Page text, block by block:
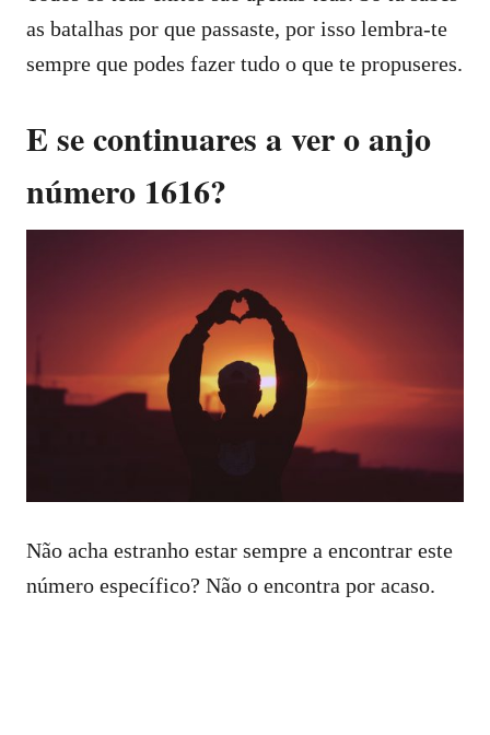
as batalhas por que passaste, por isso lembra-te
sempre que podes fazer tudo o que te propuseres.
E se continuares a ver o anjo
número 1616?
Não acha estranho estar sempre a encontrar este
número específico? Não o encontra por acaso.